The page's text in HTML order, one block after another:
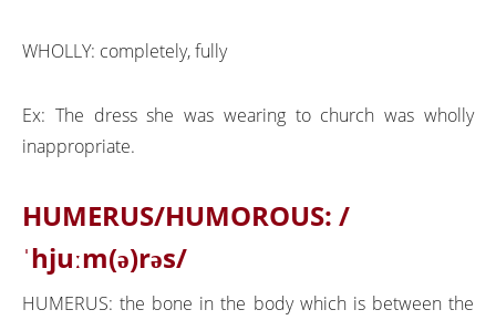
WHOLLY: completely, fully
Ex: The dress she was wearing to church was wholly
inappropriate.
HUMERUS/HUMOROUS: /
ˈhjuːm(ə)rəs/
HUMERUS: the bone in the body which is between the